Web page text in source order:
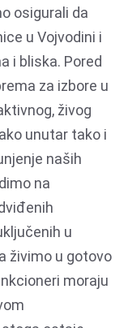
osigurali da
u Vojvodini i
i bliska. Pored
za izbore u
živog
unutar tako i
naših
na
u
živimo u gotovo
moraju